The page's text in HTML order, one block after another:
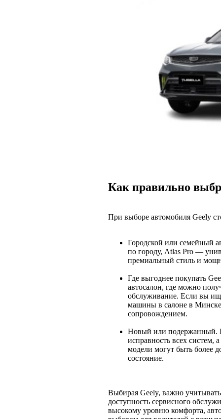
Как правильно
При выборе автомобиля Geely
Городской или семейный
по городу, Atlas Pro —
премиальный стиль и
Где выгоднее покупать
автосалон, где можно
обслуживание. Если вы
машины в салоне в
сопровождением.
Новый или подержанный.
исправность всех
модели могут быть более
состояние.
Выбирая Geely, важно
доступность сервисного
высокому уровню комфорта,